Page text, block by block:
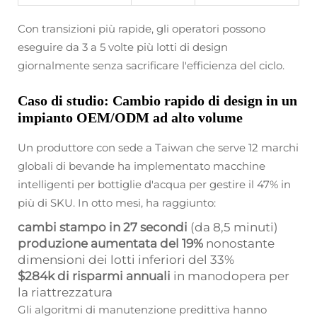
Con transizioni più rapide, gli operatori possono
eseguire da 3 a 5 volte più lotti di design
giornalmente senza sacrificare l'efficienza del ciclo.
Caso di studio: Cambio rapido di design in un
impianto OEM/ODM ad alto volume
Un produttore con sede a Taiwan che serve 12 marchi
globali di bevande ha implementato macchine
intelligenti per bottiglie d'acqua per gestire il 47% in
più di SKU. In otto mesi, ha raggiunto:
cambi stampo in 27 secondi (da 8,5 minuti)
produzione aumentata del 19% nonostante
dimensioni dei lotti inferiori del 33%
$284k di risparmi annuali in manodopera per
la riattrezzatura
Gli algoritmi di manutenzione predittiva hanno